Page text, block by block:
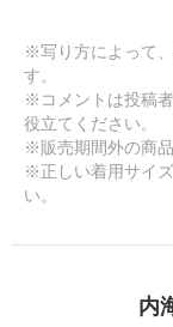
※写り方によって
す。
※コメントは投稿
役立てください。
※販売期間外の商
※正しい着用サイ
い。
内